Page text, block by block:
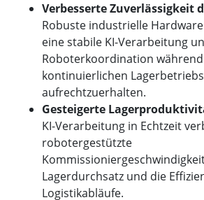
Verbesserte Zuverlässigkeit
Robuste industrielle
eine stabile KI-Verarbeitung
Roboterkoordination
kontinuierlichen Lagerbetriebs
aufrechtzuerhalten.
Gesteigerte
KI-Verarbeitung in Echtzeit
robotergestützte
Lagerdurchsatz und die
Logistikabläufe.